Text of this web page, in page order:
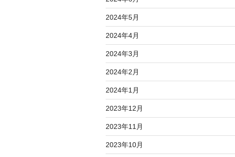
2024年5月
2024年4月
2024年3月
2024年2月
2024年1月
2023年12月
2023年11月
2023年10月